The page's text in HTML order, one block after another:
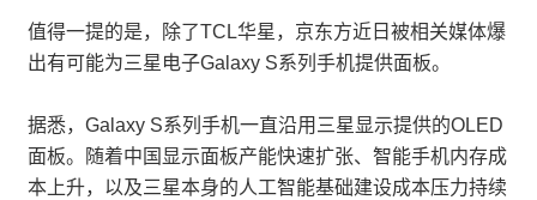
值得一提的是，除了TCL华星，京东方近日被相关媒体爆
出有可能为三星电子Galaxy S系列手机提供面板。
据悉，Galaxy S系列手机一直沿用三星显示提供的OLED
面板。随着中国显示面板产能快速扩张、智能手机内存成
本上升，以及三星本身的人工智能基础建设成本压力持续